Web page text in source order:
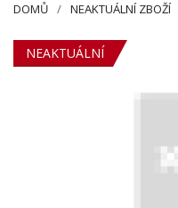
DOMŮ NEAKTUÁLNÍ ZBOŽÍ
NEAKTUÁLNÍ